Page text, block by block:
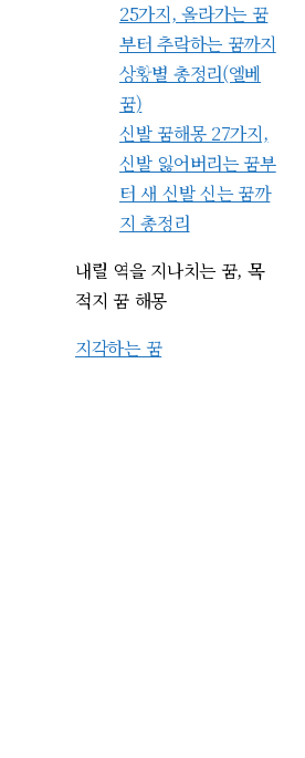
25가지, 올라가는 꿈
부터 추락하는 꿈까지
상황별 총정리(엘베
꿈)
신발 꿈해몽 27가지,
신발 잃어버리는 꿈부
터 새 신발 신는 꿈까
지 총정리
내릴 역을 지나치는 꿈, 목
적지 꿈 해몽
지각하는 꿈